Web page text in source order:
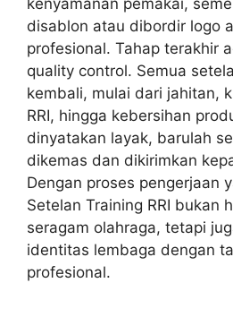
disablon atau dibordir logo
profesional. Tahap terakhir
quality control. Semua
kembali, mulai dari jahitan,
RRI, hingga kebersihan
dinyatakan layak, barulah
dikemas dan dikirimkan
Dengan proses pengerjaan
Setelan Training RRI bukan
seragam olahraga, tetapi
identitas lembaga dengan
profesional.